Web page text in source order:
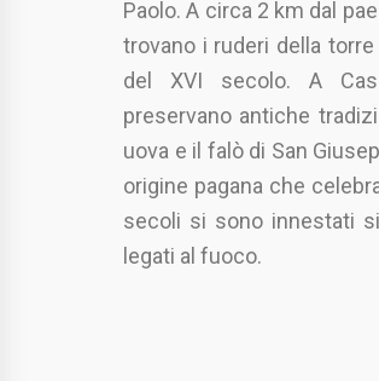
Paolo. A circa 2 km dal
trovano i ruderi della
del XVI secolo. A
preservano antiche
uova e il falò di San
origine pagana che
secoli si sono innestati
legati al fuoco.